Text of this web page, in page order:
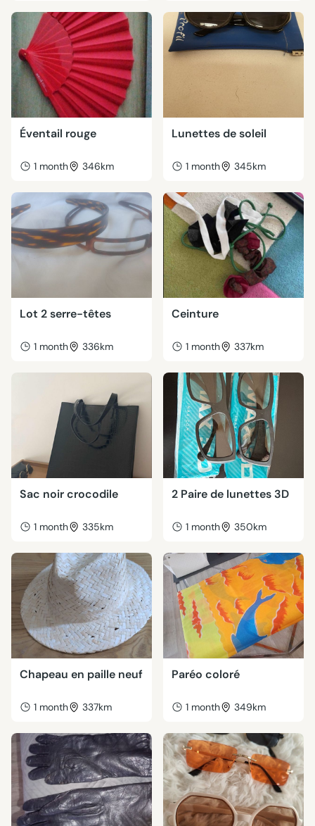
Éventail rouge
1 month 346km
Lunettes de soleil
1 month 345km
Lot 2 serre-têtes
1 month 336km
Ceinture
1 month 337km
Sac noir crocodile
1 month 335km
2 Paire de lunettes 3D
1 month 350km
Chapeau en paille neuf
1 month 337km
Paréo coloré
1 month 349km